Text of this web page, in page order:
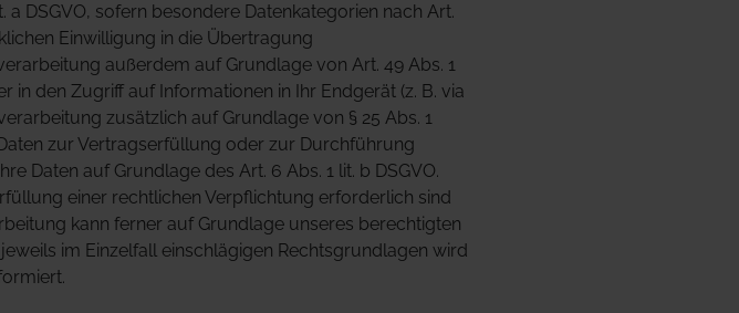
a DSGVO, sofern besondere Datenkategorien nach Art.
Einwilligung in die Übertragung
außerdem auf Grundlage von Art. 49 Abs. 1
in den Zugriff auf Informationen in Ihr Endgerät (z. B. via
zusätzlich auf Grundlage von § 25 Abs. 1
zur Vertragserfüllung oder zur Durchführung
Daten auf Grundlage des Art. 6 Abs. 1 lit. b DSGVO.
einer rechtlichen Verpflichtung erforderlich sind
kann ferner auf Grundlage unseres berechtigten
im Einzelfall einschlägigen Rechtsgrundlagen wird